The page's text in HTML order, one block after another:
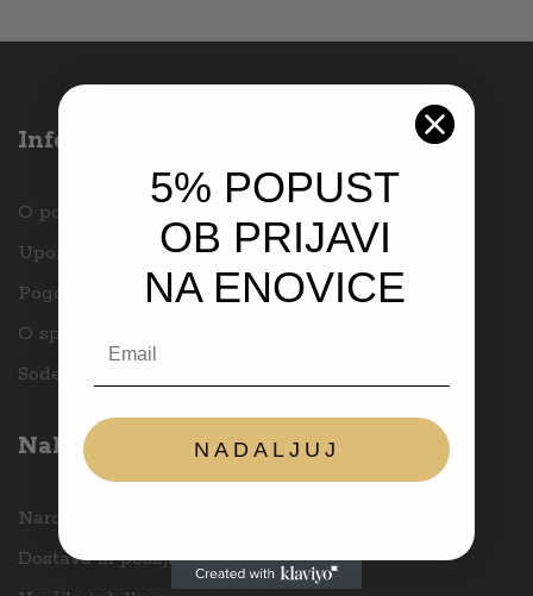
Informacije
O podjetju
Uporabniške strani
Pogoji poslovanja
O spletnih piškotkih
Sodelovanja in zaposlitev
Nakupovanje pri nas
Naročanje
Dostava in pošiljke
5% POPUST
OB PRIJAVI
NA ENOVICE
NADALJUJ